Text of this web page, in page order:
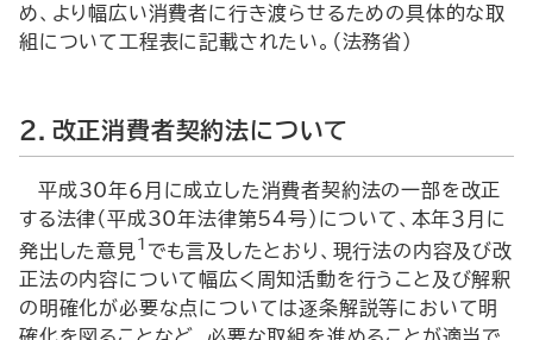
め、より幅広い消費者に行き渡らせるための具体的な取
組について工程表に記載されたい。（法務省）
２．改正消費者契約法について
平成30年６月に成立した消費者契約法の一部を改正
する法律（平成30年法律第54号）について、本年３月に
発出した意見 1 でも言及したとおり、現行法の内容及び改
正法の内容について幅広く周知活動を行うこと及び解釈
の明確化が必要な点については逐条解説等において明
確化を図ることなど、必要な取組を進めることが適当で